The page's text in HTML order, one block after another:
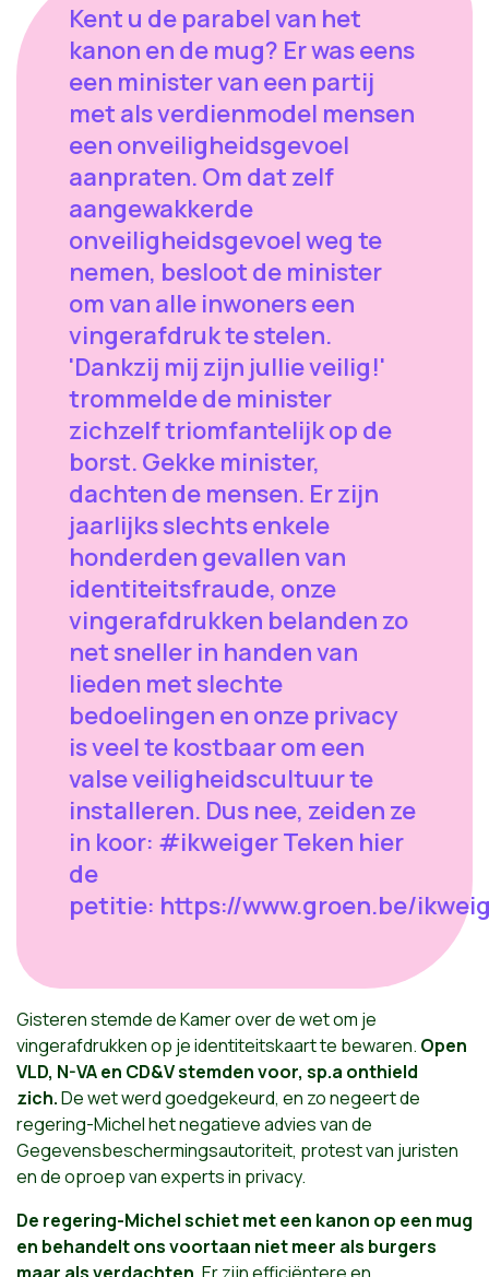
Kent u de parabel van het
kanon en de mug? Er was eens
een minister van een partij
met als verdienmodel mensen
een onveiligheidsgevoel
aanpraten. Om dat zelf
aangewakkerde
onveiligheidsgevoel weg te
nemen, besloot de minister
om van alle inwoners een
vingerafdruk te stelen.
'Dankzij mij zijn jullie veilig!'
trommelde de minister
zichzelf triomfantelijk op de
borst. Gekke minister,
dachten de mensen. Er zijn
jaarlijks slechts enkele
honderden gevallen van
identiteitsfraude, onze
vingerafdrukken belanden zo
net sneller in handen van
lieden met slechte
bedoelingen en onze privacy
is veel te kostbaar om een
valse veiligheidscultuur te
installeren. Dus nee, zeiden ze
in koor: #ikweiger Teken hier
de
petitie: https://www.groen.be/
Gisteren stemde de Kamer over de wet om je
vingerafdrukken op je identiteitskaart te bewaren. Open
VLD, N-VA en CD&V stemden voor, sp.a onthield
zich.De wet werd goedgekeurd, en zo negeert de
regering-Michel het negatieve advies van de
Gegevensbeschermingsautoriteit, protest van juristen
en de oproep van experts in privacy.
De regering-Michel schiet met een kanon op een mug
en behandelt ons voortaan niet meer als burgers